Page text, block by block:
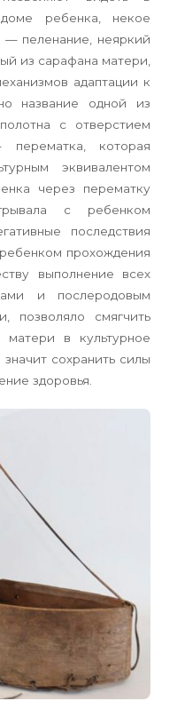
ребенка, некое
— пеленание, неяркий
из сарафана матери,
адаптации к
название одной из
с отверстием
которая
эквивалентом
через перематку
с ребенком
последствия
прохождения
выполнение всех
и послеродовым
позволяло смягчить
в культурное
сохранить силы
здоровья.